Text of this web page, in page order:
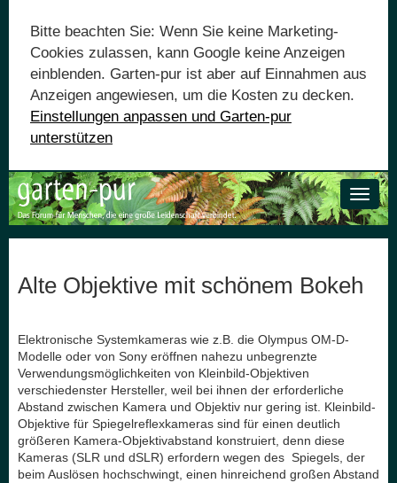
Bitte beachten Sie: Wenn Sie keine Marketing-
Cookies zulassen, kann Google keine Anzeigen
einblenden. Garten-pur ist aber auf Einnahmen aus
Anzeigen angewiesen, um die Kosten zu decken.
Einstellungen anpassen und Garten-pur
unterstützen
Toggle
Alte Objektive mit schönem Bokeh
Elektronische Systemkameras wie z.B. die Olympus OM-D-
Modelle oder von Sony eröffnen nahezu unbegrenzte
Verwendungsmöglichkeiten von Kleinbild-Objektiven
verschiedenster Hersteller, weil bei ihnen der erforderliche
Abstand zwischen Kamera und Objektiv nur gering ist. Kleinbild-
Objektive für Spiegelreflexkameras sind für einen deutlich
größeren Kamera-Objektivabstand konstruiert, denn diese
Kameras (SLR und dSLR) erfordern wegen des Spiegels, der
beim Auslösen hochschwingt, einen hinreichend großen Abstand